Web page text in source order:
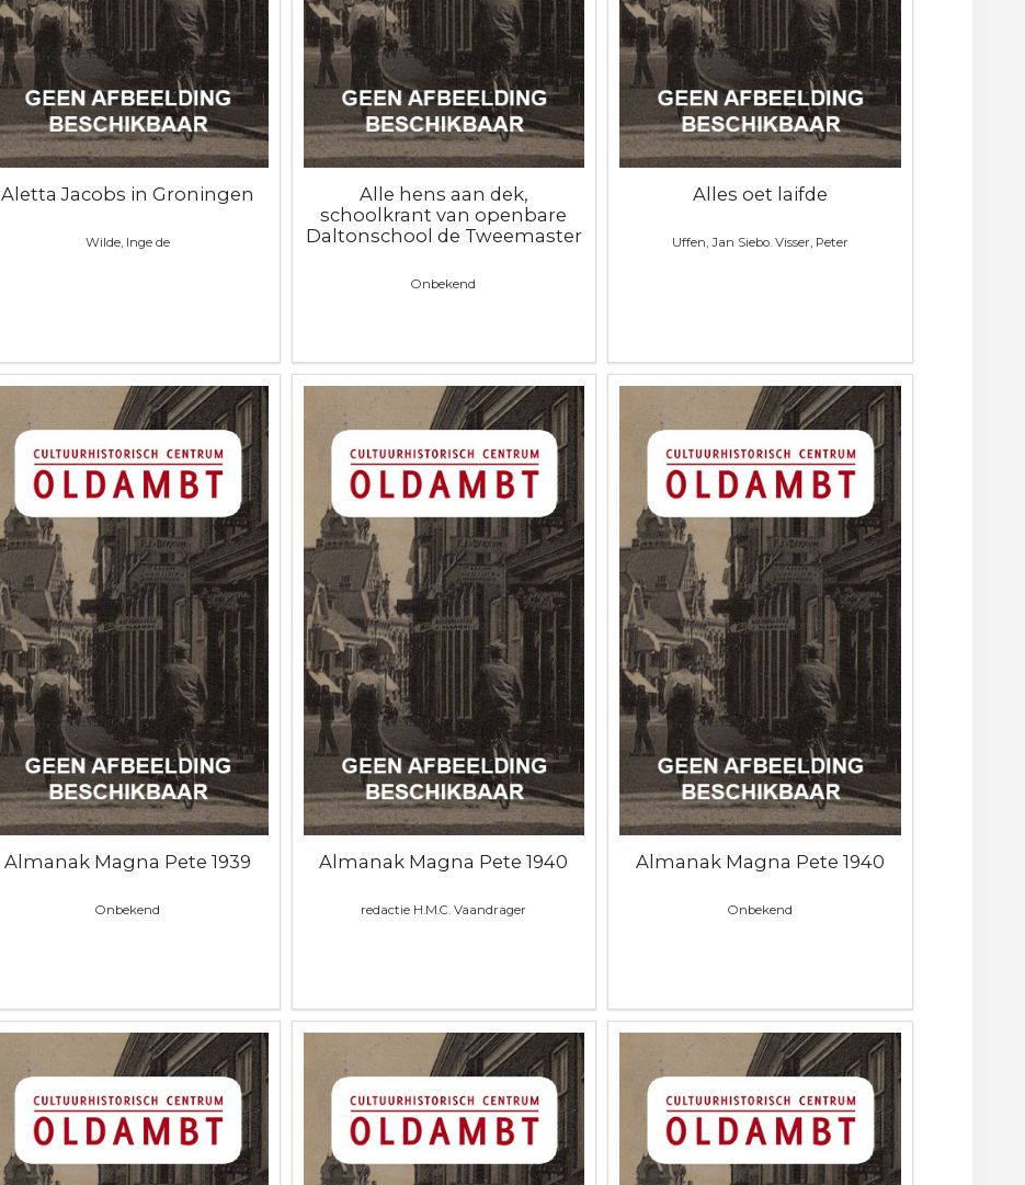
Aletta Jacobs in Groningen
Wilde, Inge de
Alle hens aan dek,
schoolkrant van openbare
Daltonschool de Tweemaster
Onbekend
Alles oet laifde
Uffen, Jan Siebo. Visser, Peter
Almanak Magna Pete 1939
Onbekend
Almanak Magna Pete 1940
redactie H.M.C. Vaandrager
Almanak Magna Pete 1940
Onbekend